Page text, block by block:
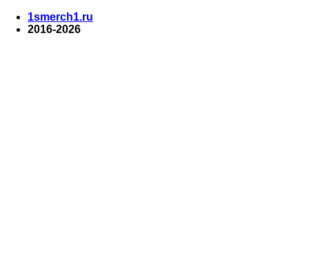
1smerch1.ru
2016-2026